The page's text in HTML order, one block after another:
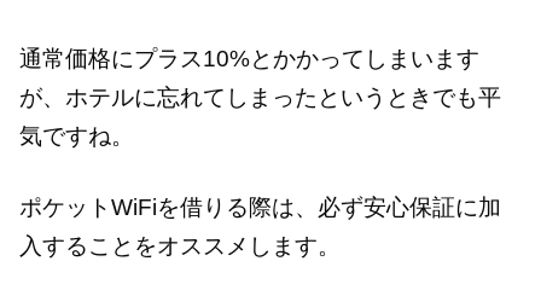
通常価格にプラス10%とかかってしまいます
が、ホテルに忘れてしまったというときでも平
気ですね。
ポケットWiFiを借りる際は、必ず安心保証に加
入することをオススメします。